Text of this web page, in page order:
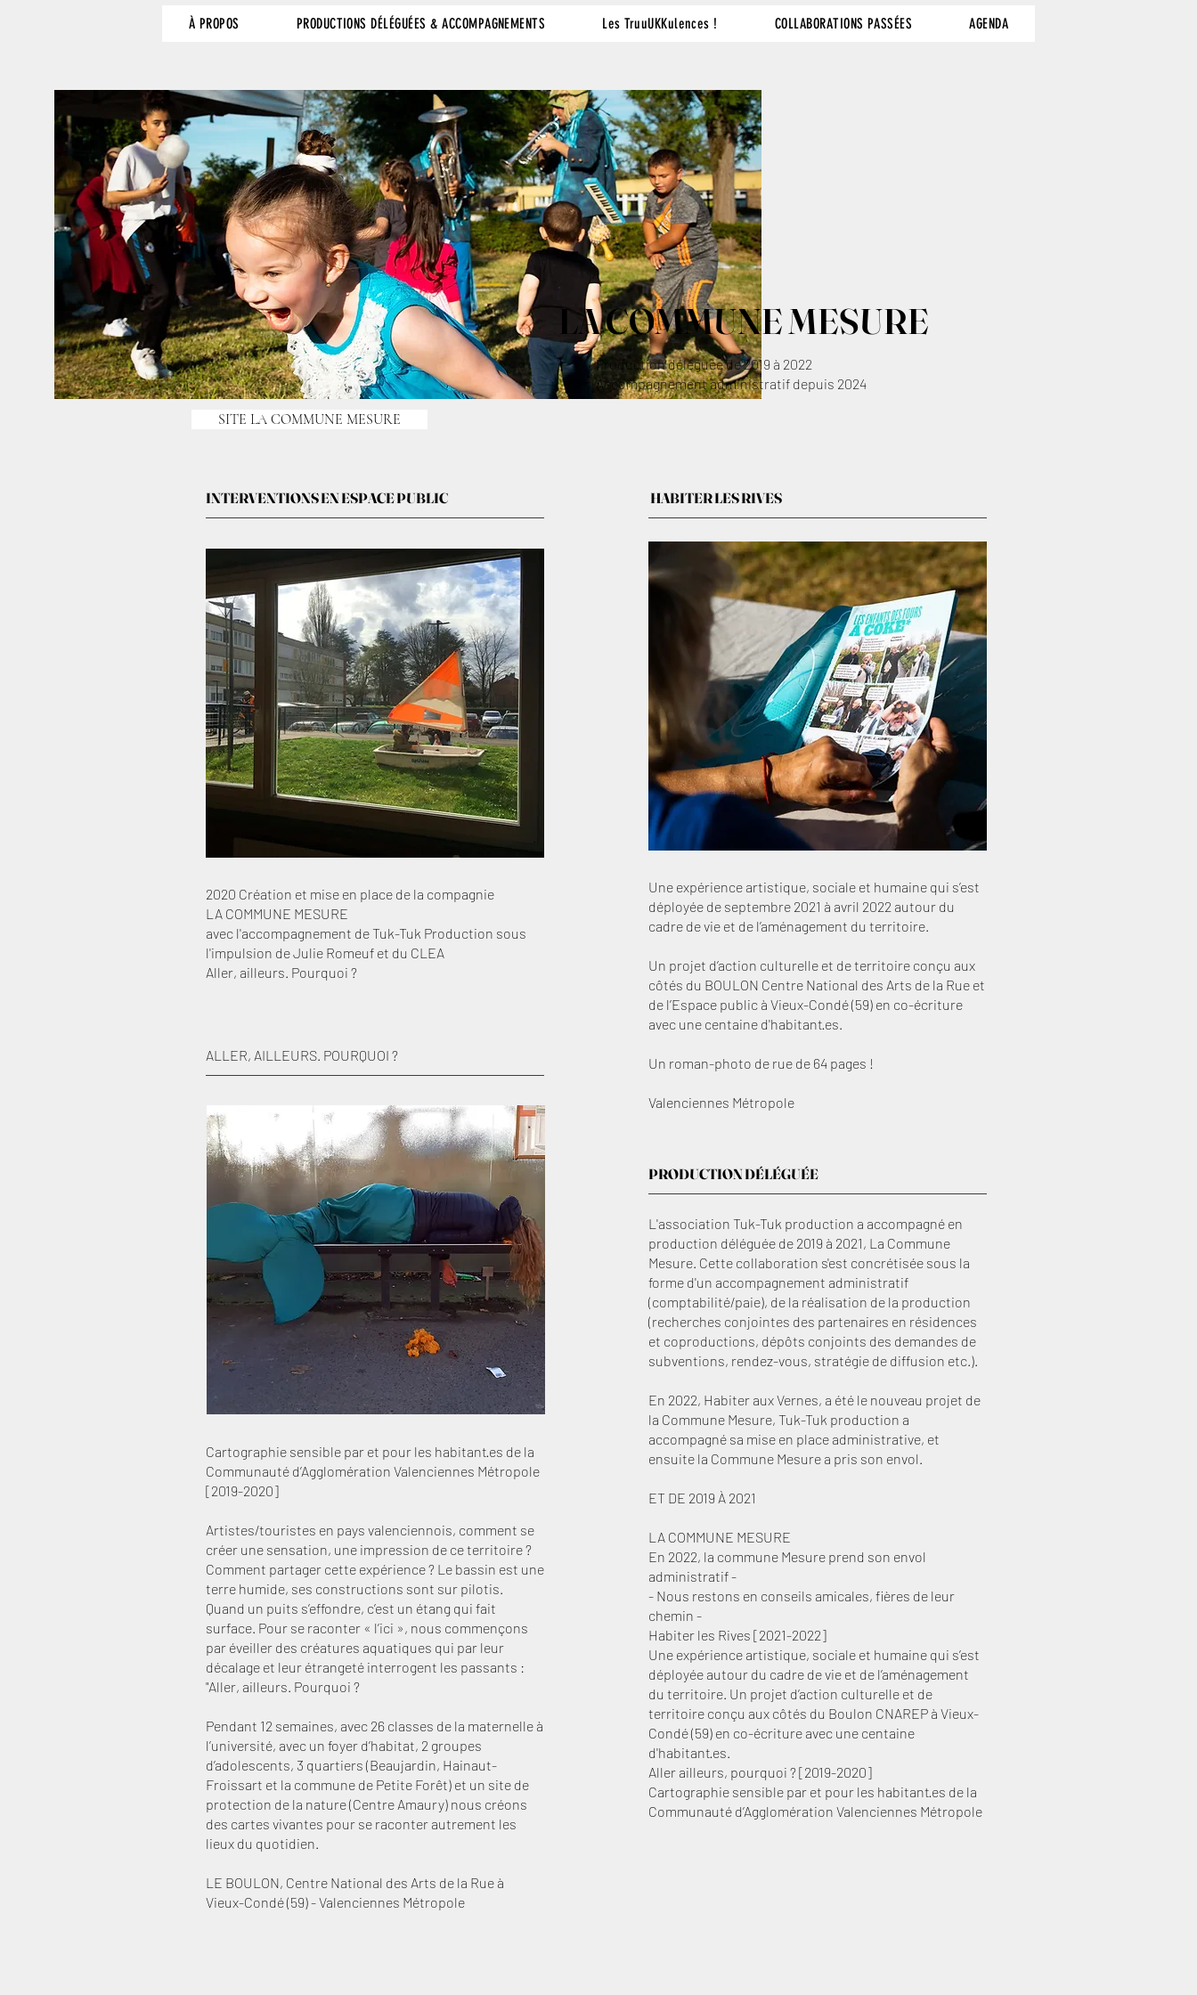
À PROPOS PRODUCTIONS DÉLÉGUÉES & ACCOMPAGNEMENTS Les TruuUKKulences ! COLLABORATIONS PASSÉES AGENDA
LA COMMUNE MESURE
Production déléguée de 2019 à 2022
Accompagnement administratif depuis 2024
SITE LA COMMUNE MESURE
INTERVENTIONS EN ESPACE PUBLIC
2020 Création et mise en place de la compagnie
LA COMMUNE MESURE
avec l'accompagnement de Tuk-Tuk Production sous
l'impulsion de Julie Romeuf et du CLEA
Aller, ailleurs. Pourquoi ?
ALLER, AILLEURS. POURQUOI ?
Cartographie sensible par et pour les habitant·es de la
Communauté d’Agglomération Valenciennes Métropole
[2019-2020]
Artistes/touristes en pays valenciennois, comment se
créer une sensation, une impression de ce territoire ?
Comment partager cette expérience ? Le bassin est une
terre humide, ses constructions sont sur pilotis.
Quand un puits s’effondre, c’est un étang qui fait
surface. Pour se raconter « l’ici », nous commençons
par éveiller des créatures aquatiques qui par leur
décalage et leur étrangeté interrogent les passants :
"Aller, ailleurs. Pourquoi ?
Pendant 12 semaines, avec 26 classes de la maternelle à
l’université, avec un foyer d’habitat, 2 groupes
d’adolescents, 3 quartiers (Beaujardin, Hainaut-
Froissart et la commune de Petite Forêt) et un site de
protection de la nature (Centre Amaury) nous créons
des cartes vivantes pour se raconter autrement les
lieux du quotidien.
LE BOULON, Centre National des Arts de la Rue à
Vieux-Condé (59) - Valenciennes Métropole
HABITER LES RIVES
Une expérience artistique, sociale et humaine qui s’est
déployée de septembre 2021 à avril 2022 autour du
cadre de vie et de l’aménagement du territoire.
Un projet d’action culturelle et de territoire conçu aux
côtés du BOULON Centre National des Arts de la Rue et
de l’Espace public à Vieux-Condé (59) en co-écriture
avec une centaine d'habitant·es.
Un roman-photo de rue de 64 pages !
Valenciennes Métropole
PRODUCTION DÉLÉGUÉE
L'association Tuk-Tuk production a accompagné en
production déléguée de 2019 à 2021, La Commune
Mesure. Cette collaboration s'est concrétisée sous la
forme d'un accompagnement administratif
(comptabilité/paie), de la réalisation de la production
(recherches conjointes des partenaires en résidences
et coproductions, dépôts conjoints des demandes de
subventions, rendez-vous, stratégie de diffusion etc.).
En 2022, Habiter aux Vernes, a été le nouveau projet de
la Commune Mesure, Tuk-Tuk production a
accompagné sa mise en place administrative, et
ensuite la Commune Mesure a pris son envol.
ET DE 2019 À 2021
LA COMMUNE MESURE
En 2022, la commune Mesure prend son envol
administratif -
- Nous restons en conseils amicales, fières de leur
chemin -
Habiter les Rives​ ​[2021-2022]
Une expérience artistique, sociale et humaine qui s’est
déployée autour du cadre de vie et de l’aménagement
du territoire. Un projet d’action culturelle et de
territoire conçu aux côtés du Boulon CNAREP à Vieux-
Condé (59) en co-écriture avec une centaine
d'habitant·es.
Aller ailleurs, pourquoi ?​ ​[2019-2020]
Cartographie sensible par et pour les habitant·es de la
Communauté d’Agglomération Valenciennes Métropole